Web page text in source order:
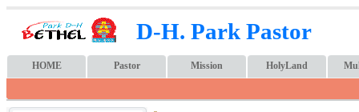
D-H. Park Pastor
HOME Pastor Mission HolyLand